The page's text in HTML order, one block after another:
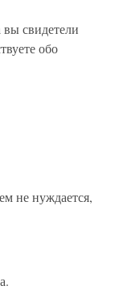
свидетели
обо
не нуждается,